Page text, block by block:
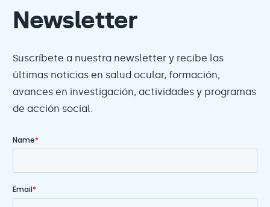
Newsletter
Suscríbete a nuestra newsletter y recibe las
últimas noticias en salud ocular, formación,
avances en investigación, actividades y programas
de acción social.